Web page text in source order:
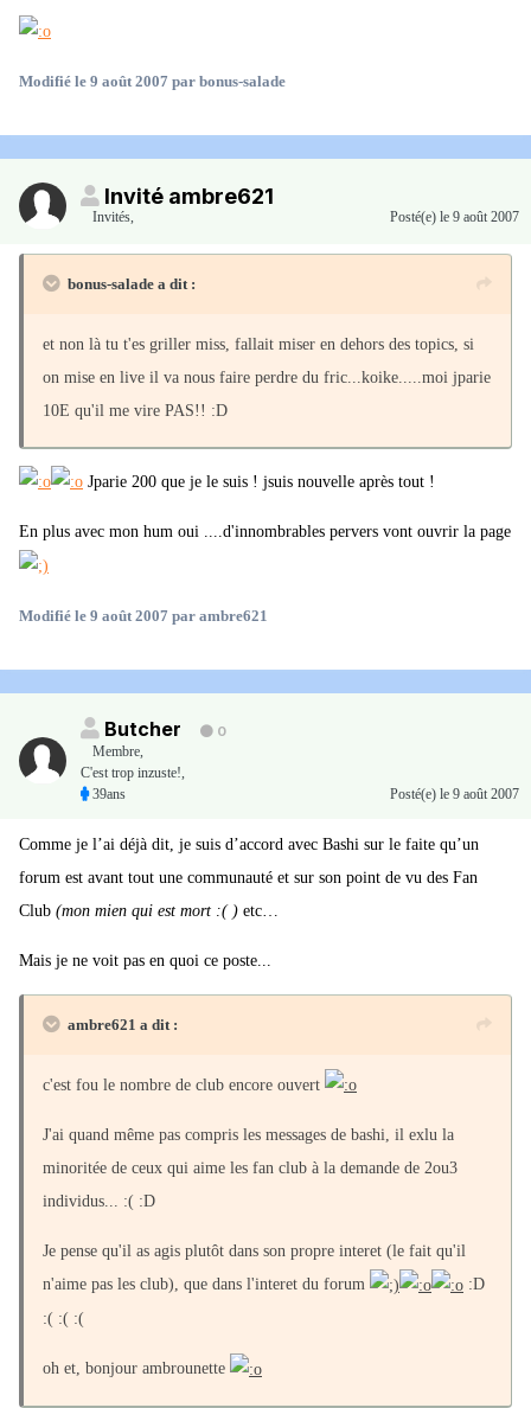
Modifié le 9 août 2007 par bonus-salade
Invité ambre621
Invités Posté(e) le 9 août 2007
bonus-salade a dit :
et non là tu t'es griller miss, fallait miser en dehors des topics, si
on mise en live il va nous faire perdre du fric...koike.....moi jparie
10E qu'il me vire PAS!! :D
Jparie 200 que je le suis ! jsuis nouvelle après tout !
En plus avec mon hum oui ....d'innombrables pervers vont ouvrir la page
Modifié le 9 août 2007 par ambre621
Butcher
0
Membre
C'est trop inzuste!,
39ans
Posté(e) le 9 août 2007
Comme je l’ai déjà dit, je suis d’accord avec Bashi sur le faite qu’un
forum est avant tout une communauté et sur son point de vu des Fan
Club (mon mien qui est mort :( ) etc…
Mais je ne voit pas en quoi ce poste...
ambre621 a dit :
c'est fou le nombre de club encore ouvert
J'ai quand même pas compris les messages de bashi, il exlu la
minoritée de ceux qui aime les fan club à la demande de 2ou3
individus... :( :D
Je pense qu'il as agis plutôt dans son propre interet (le fait qu'il
n'aime pas les club), que dans l'interet du forum
:D
:( :( :(
oh et, bonjour ambrounette